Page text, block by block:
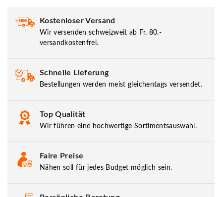
Kostenloser Versand
Wir versenden schweizweit ab Fr. 80.-
versandkostenfrei.
Schnelle Lieferung
Bestellungen werden meist gleichentags versendet.
Top Qualität
Wir führen eine hochwertige Sortimentsauswahl.
Faire Preise
Nähen soll für jedes Budget möglich sein.